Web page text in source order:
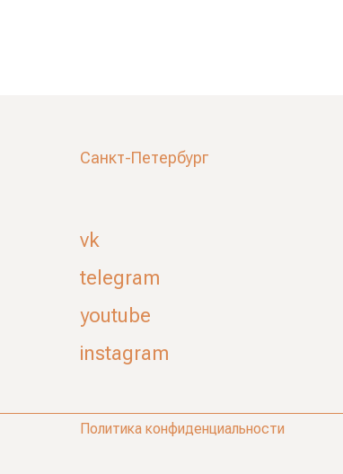
Санкт-Петербург
Политика конфиденциальности
instagram
youtube
telegram
vk